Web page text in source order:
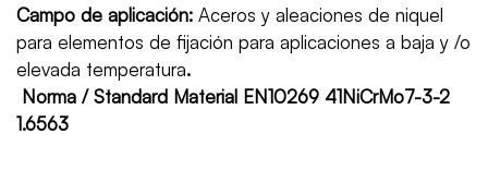
Campo de aplicación: Aceros y aleaciones de niquel
para elementos de fijación para aplicaciones a baja y /o
elevada temperatura.
Norma / Standard Material EN10269 41NiCrMo7-3-2
1.6563